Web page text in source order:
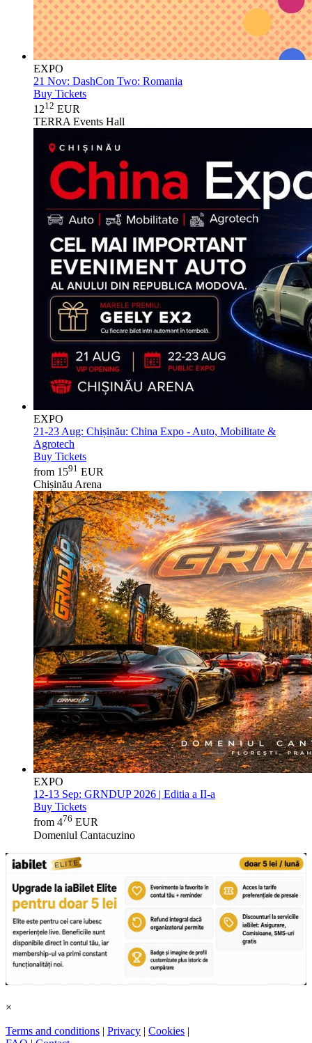
EXPO
21 Nov: DashCon Two: Romania
Buy Tickets
1212 EUR
TERRA Events Hall
EXPO
21-23 Aug: Chișinău: China Expo - Auto, Mobilitate &
Agrotech
Buy Tickets
from 1591 EUR
Chișinău Arena
EXPO
12-13 Sep: GRNDUP 2026 | Editia a II-a
Buy Tickets
from 476 EUR
Domeniul Cantacuzino
×
Terms and conditions | Privacy | Cookies |